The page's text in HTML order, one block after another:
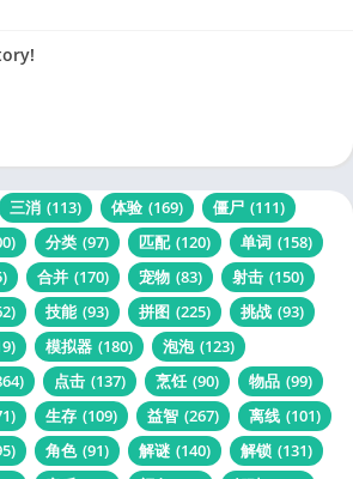
三消 (113) 体验 (169) 僵尸 (111)
分类 (97) 匹配 (120) 单词 (158)
合并 (170) 宠物 (83) 射击 (150)
技能 (93) 拼图 (225) 挑战 (93)
模拟器 (180) 泡泡 (123)
点击 (137) 烹饪 (90) 物品 (99)
生存 (109) 益智 (267) 离线 (101)
角色 (91) 解谜 (140) 解锁 (131)